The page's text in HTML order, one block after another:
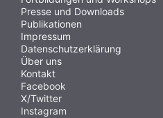
Presse und Downloads
Publikationen
Impressum
Datenschutzerklärung
Über uns
Kontakt
Facebook
X/Twitter
Instagram